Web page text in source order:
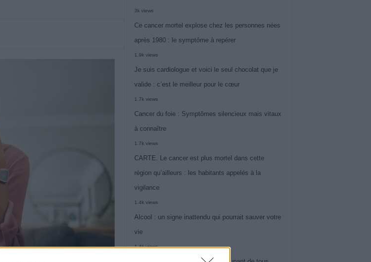
3k views
Ce cancer mortel explose chez les personnes nées
après 1980 : le symptôme à repérer
1.9k views
Je suis cardiologue et voici le seul chocolat que je
valide : c’est le meilleur pour le cœur
1.7k views
Cancer du foie : Symptômes silencieux mais vitaux
à connaître
1.7k views
CARTE. Le cancer est plus mortel dans cette
région qu’ailleurs : les habitants appelés à la
vigilance
1.4k views
Alcool : un signe inattendu qui pourrait sauver votre
vie
1.4k views